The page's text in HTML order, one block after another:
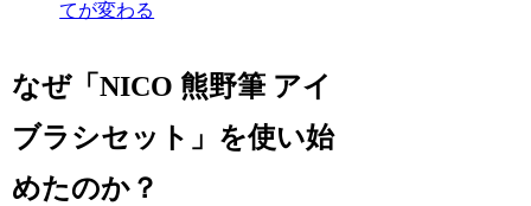
てが変わる
なぜ「NICO 熊野筆 アイ
ブラシセット」を使い始
めたのか？